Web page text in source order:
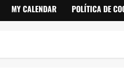
MY CALENDAR POLÍTICA DE